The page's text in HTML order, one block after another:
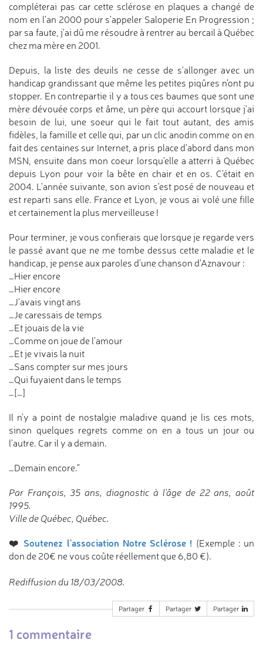
compléterai pas car cette sclérose en plaques a changé de
nom en l'an 2000 pour s'appeler Saloperie En Progression ;
par sa faute, j'ai dû me résoudre à rentrer au bercail à Québec
chez ma mère en 2001.
Depuis, la liste des deuils ne cesse de s'allonger avec un
handicap grandissant que même les petites piqûres n'ont pu
stopper. En contrepartie il y a tous ces baumes que sont une
mère dévouée corps et âme, un père qui accourt lorsque j'ai
besoin de lui, une soeur qui le fait tout autant, des amis
fidèles, la famille et celle qui, par un clic anodin comme on en
fait des centaines sur Internet, a pris place d'abord dans mon
MSN, ensuite dans mon coeur lorsqu'elle a atterri à Québec
depuis Lyon pour voir la bête en chair et en os. C'était en
2004. L'année suivante, son avion s'est posé de nouveau et
est reparti sans elle. France et Lyon, je vous ai volé une fille
et certainement la plus merveilleuse !
Pour terminer, je vous confierais que lorsque je regarde vers
le passé avant que ne me tombe dessus cette maladie et le
handicap, je pense aux paroles d'une chanson d'Aznavour :
…Hier encore
…Hier encore
…J'avais vingt ans
…Je caressais de temps
…Et jouais de la vie
…Comme on joue de l'amour
…Et je vivais la nuit
…Sans compter sur mes jours
…Qui fuyaient dans le temps
…[…]
Il n'y a point de nostalgie maladive quand je lis ces mots,
sinon quelques regrets comme on en a tous un jour ou
l'autre. Car il y a demain.
…Demain encore."
Par François, 35 ans, diagnostic à l'âge de 22 ans, août
1995.
Ville de Québec, Québec.
❤️ Soutenez l'association Notre Sclérose ! (Exemple : un
don de 20€ ne vous coûte réellement que 6,80 €).
Rediffusion du 18/03/2008.
Partager Partager Partager
1 commentaire